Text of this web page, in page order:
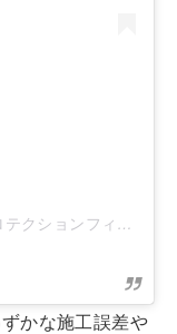
カーコーティング専門店 SOUP｜プロテクションフィルム専門店
かな施工誤差や